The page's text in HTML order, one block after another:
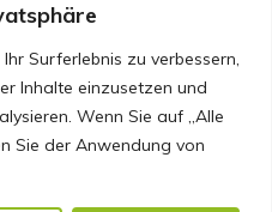
Surferlebnis zu verbessern,
Inhalte einzusetzen und
Wenn Sie auf „Alle
Sie der Anwendung von